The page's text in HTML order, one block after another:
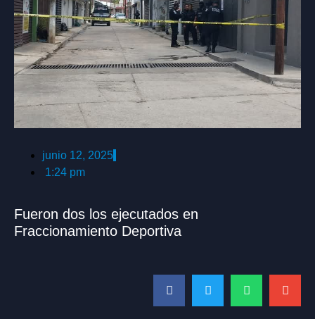
junio 12, 2025
1:24 pm
Fueron dos los ejecutados en
Fraccionamiento Deportiva